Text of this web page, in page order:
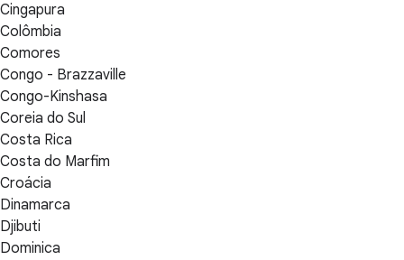
Cingapura
Colômbia
Comores
Congo - Brazzaville
Congo-Kinshasa
Coreia do Sul
Costa Rica
Costa do Marfim
Croácia
Dinamarca
Djibuti
Dominica